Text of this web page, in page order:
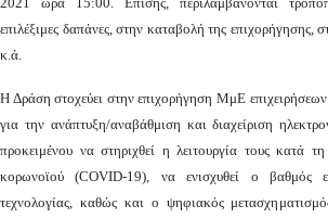
επιλέξιμες δαπάνες, στην καταβολή της επιχορήγησης,
κ.ά.
Η Δράση στοχεύει στην επιχορήγηση ΜμΕ
για την ανάπτυξη/αναβάθμιση και διαχείριση
προκειμένου να στηριχθεί η λειτουργία τους κατά
κορωνοϊού (COVID-19), να ενισχυθεί ο βαθμός
τεχνολογίας, καθώς και ο ψηφιακός